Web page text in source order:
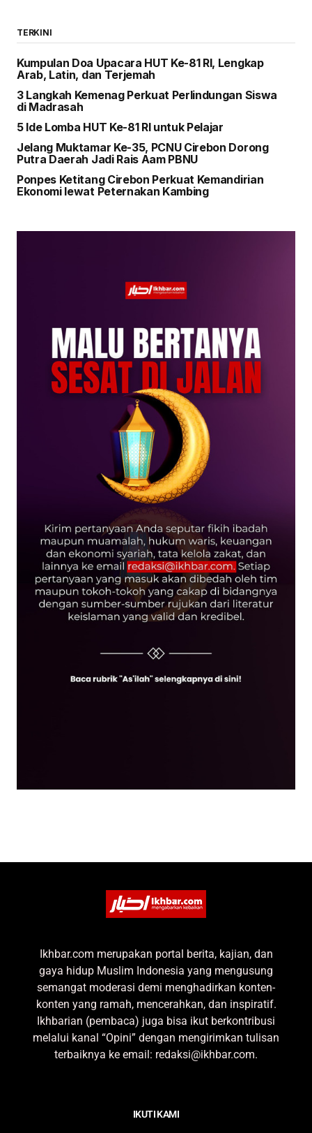
TERKINI
Kumpulan Doa Upacara HUT Ke-81 RI, Lengkap
Arab, Latin, dan Terjemah
3 Langkah Kemenag Perkuat Perlindungan Siswa
di Madrasah
5 Ide Lomba HUT Ke-81 RI untuk Pelajar
Jelang Muktamar Ke-35, PCNU Cirebon Dorong
Putra Daerah Jadi Rais Aam PBNU
Ponpes Ketitang Cirebon Perkuat Kemandirian
Ekonomi lewat Peternakan Kambing
Ikhbar.com merupakan portal berita, kajian, dan
gaya hidup Muslim Indonesia yang mengusung
semangat moderasi demi menghadirkan konten-
konten yang ramah, mencerahkan, dan inspiratif.
Ikhbarian (pembaca) juga bisa ikut berkontribusi
melalui kanal “Opini” dengan mengirimkan tulisan
terbaiknya ke email: redaksi@ikhbar.com.
IKUTI KAMI